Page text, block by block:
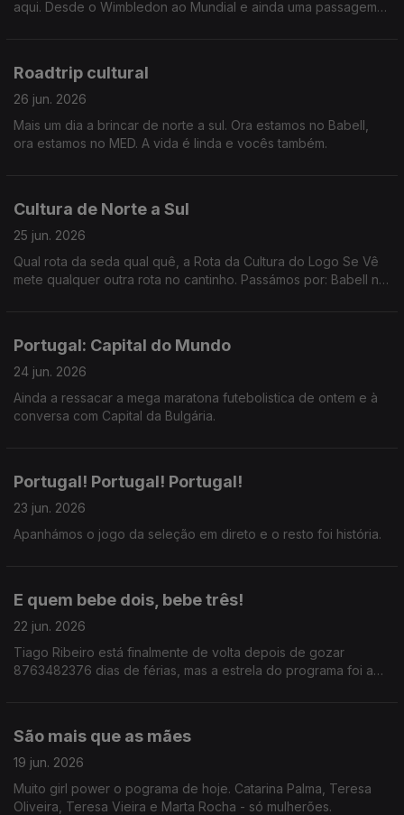
aqui. Desde o Wimbledon ao Mundial e ainda uma passagem
Roadtrip cultural
26 jun. 2026
Mais um dia a brincar de norte a sul. Ora estamos no Babell,
ora estamos no MED. A vida é linda e vocês também.
Cultura de Norte a Sul
25 jun. 2026
Qual rota da seda qual quê, a Rota da Cultura do Logo Se Vê
mete qualquer outra rota no cantinho. Passámos por: Babell no
Portugal: Capital do Mundo
24 jun. 2026
Ainda a ressacar a mega maratona futebolistica de ontem e à
conversa com Capital da Bulgária.
Portugal! Portugal! Portugal!
23 jun. 2026
Apanhámos o jogo da seleção em direto e o resto foi história.
E quem bebe dois, bebe três!
22 jun. 2026
Tiago Ribeiro está finalmente de volta depois de gozar
8763482376 dias de férias, mas a estrela do programa foi a
São mais que as mães
19 jun. 2026
Muito girl power o pograma de hoje. Catarina Palma, Teresa
Oliveira, Teresa Vieira e Marta Rocha - só mulherões.